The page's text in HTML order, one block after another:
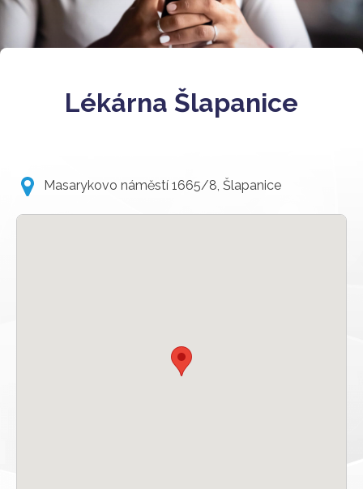
Lékárna Šlapanice
Masarykovo náměstí 1665/8, Šlapanice